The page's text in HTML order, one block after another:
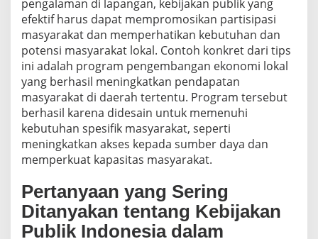
pengalaman di lapangan, kebijakan publik yang
efektif harus dapat mempromosikan partisipasi
masyarakat dan memperhatikan kebutuhan dan
potensi masyarakat lokal. Contoh konkret dari tips
ini adalah program pengembangan ekonomi lokal
yang berhasil meningkatkan pendapatan
masyarakat di daerah tertentu. Program tersebut
berhasil karena didesain untuk memenuhi
kebutuhan spesifik masyarakat, seperti
meningkatkan akses kepada sumber daya dan
memperkuat kapasitas masyarakat.
Pertanyaan yang Sering
Ditanyakan tentang Kebijakan
Publik Indonesia dalam